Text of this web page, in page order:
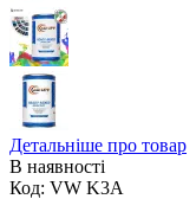
Детальніше про товар
В наявності
Код: VW K3A